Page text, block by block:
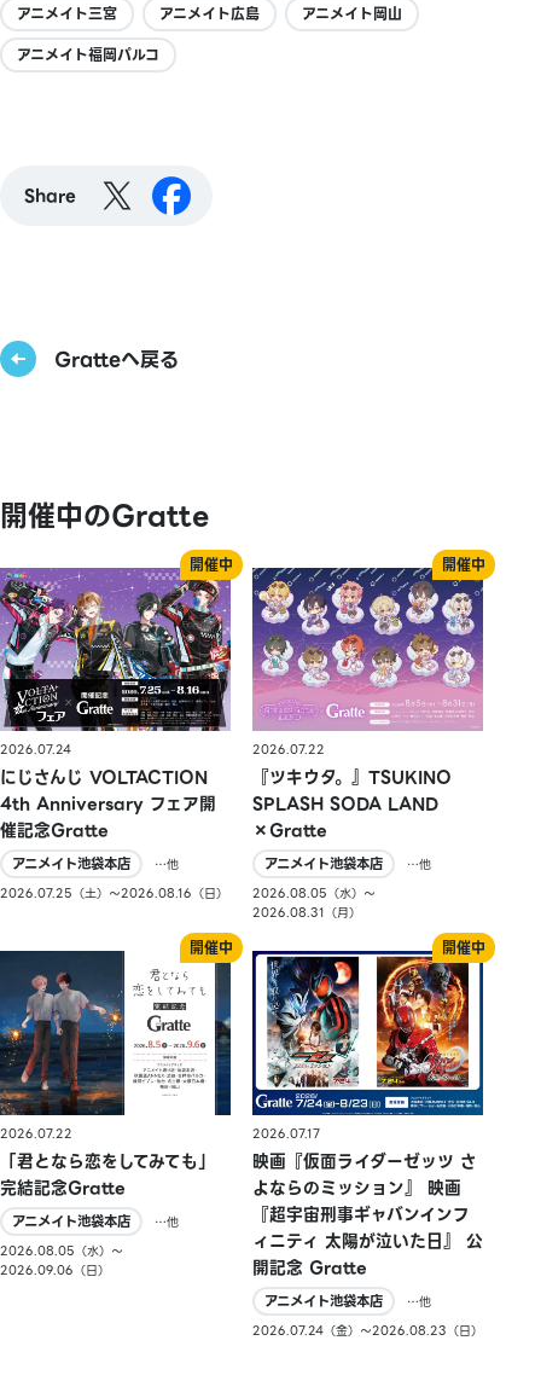
アニメイト三宮
アニメイト広島
アニメイト岡山
アニメイト福岡パルコ
Share
Gratteへ戻る
開催中のGratte
2026.07.24
にじさんじ VOLTACTION
4th Anniversary フェア開
催記念Gratte
アニメイト池袋本店
…他
2026.07.25（土）〜2026.08.16（日）
2026.07.22
『ツキウタ。』TSUKINO
SPLASH SODA LAND
×Gratte
アニメイト池袋本店
…他
2026.08.05（水）〜
2026.08.31（月）
2026.07.22
「君となら恋をしてみても」
完結記念Gratte
アニメイト池袋本店
…他
2026.08.05（水）〜
2026.09.06（日）
2026.07.17
映画『仮面ライダーゼッツ さ
よならのミッション』 映画
『超宇宙刑事ギャバンインフ
ィニティ 太陽が泣いた日』 公
開記念 Gratte
アニメイト池袋本店
…他
2026.07.24（金）〜2026.08.23（日）